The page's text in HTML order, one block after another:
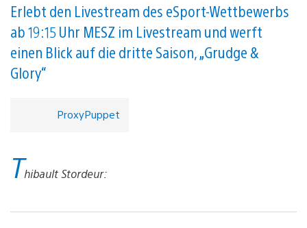
Erlebt den Livestream des eSport-Wettbewerbs
ab 19:15 Uhr MESZ im Livestream und werft
einen Blick auf die dritte Saison, „Grudge &
Glory“
ProxyPuppet
Thibault Stordeur: